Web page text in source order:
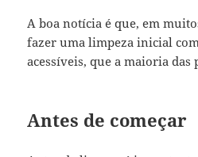
A boa notícia é que, em
fazer uma limpeza inicial
acessíveis, que a maioria das
Antes de começar